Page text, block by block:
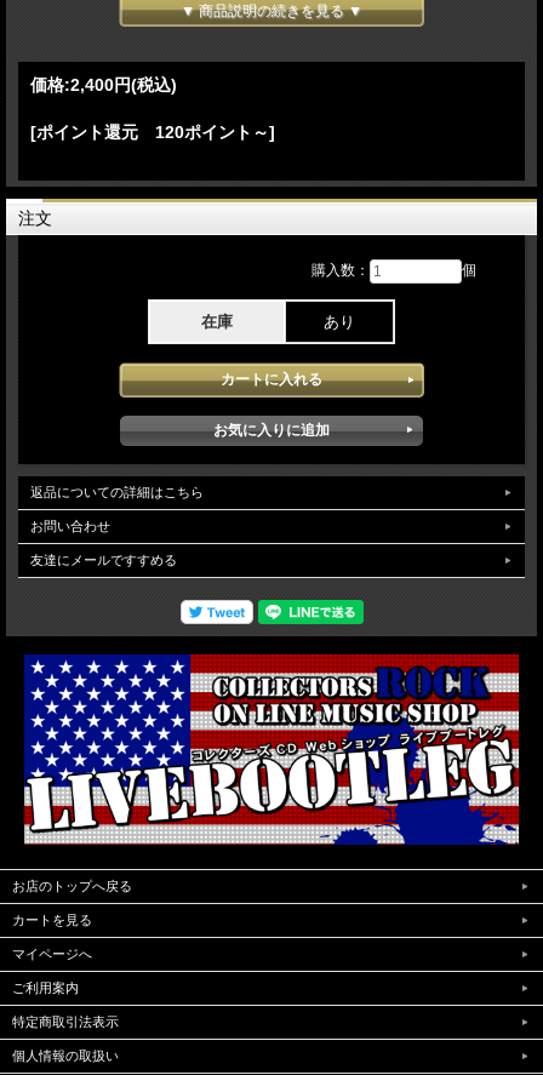
Lineup:
Neil Young - vocals, acoustic guitar, electric guitar, electric piano, harmonica
Spooner Oldham - organ
Neil Young and the Chrome Hearts - Love Earth World Tour 2025 6月28日 Worthy
Farm Pilton Englandで行われたロックフェス[Glastonbury Fes 2025]でのステージ
Heartsのアルバムプロモーションを兼ねたツアーが開始し本アイテムに記録された
ヘッドライナーを務めた際のライブで老若男女がレジェンド ニールの歌声に酔い
しれている様子がリアルに収録されニールや他のメンバーのモチベーションの高さ
に驚かされ当日組まれたセットもとても魅力的な内容となっておりニールヤングに
しか奏でることの出来ないサウンドはとても力強く最高なライブとなってます。映
像クオリティはPro収録されたソースが使用され安定した高画質で楽しむことが出
▼ 商品説明の続きを見る ▼
価格:2,400円(税込)
[ポイント還元 120ポイント～]
注文
購入数： 個
在庫 あり
返品についての詳細はこちら
お問い合わせ
友達にメールですすめる
お店のトップへ戻る
カートを見る
マイページへ
ご利用案内
特定商取引法表示
個人情報の取扱い